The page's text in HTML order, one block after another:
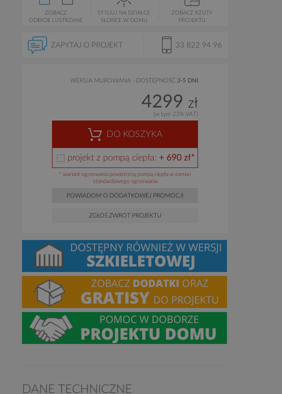
ZOBACZ
ODBICIE LUSTRZANE
SYTUUJ NA DZIAŁCE
SŁOŃCE W DOMU
ZOBACZ RZUTY
PROJEKTU
ZAPYTAJ O PROJEKT 33 822 94 96
WERSJA MUROWANA - DOSTĘPNOŚĆ 3-5 DNI
4299 zł
(w tym 23% VAT)
DO KOSZYKA
projekt z pompą ciepła: + 690 zł*
* wariant ogrzewania powietrzną pompą ciepła w zamian
standardowego ogrzewania
POWIADOM O DODATKOWEJ PROMOCJI
ZGŁOŚ ZWROT PROJEKTU
DANE TECHNICZNE